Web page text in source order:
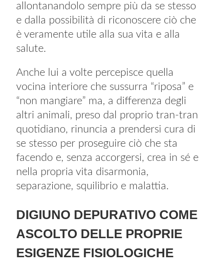
allontanandolo sempre più da se stesso
e dalla possibilità di riconoscere ciò che
è veramente utile alla sua vita e alla
salute.
Anche lui a volte percepisce quella
vocina interiore che sussurra “riposa” e
“non mangiare” ma, a differenza degli
altri animali, preso dal proprio tran-tran
quotidiano, rinuncia a prendersi cura di
se stesso per proseguire ciò che sta
facendo e, senza accorgersi, crea in sé e
nella propria vita disarmonia,
separazione, squilibrio e malattia.
DIGIUNO DEPURATIVO COME
ASCOLTO DELLE PROPRIE
ESIGENZE FISIOLOGICHE